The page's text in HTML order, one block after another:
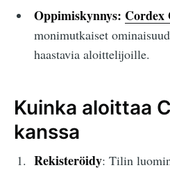
Oppimiskynnys: Cordex
monimutkaiset
haastavia aloittelijoille.
Kuinka aloittaa
kanssa
Rekisteröidy: Tilin